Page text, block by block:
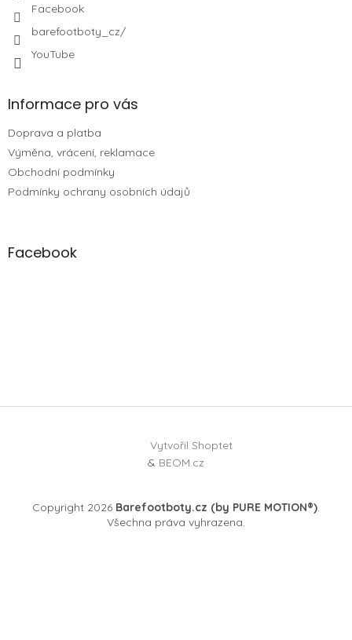
Facebook
barefootboty_cz/
YouTube
Informace pro vás
Doprava a platba
Výměna, vrácení, reklamace
Obchodní podmínky
Podmínky ochrany osobních údajů
Facebook
Vytvořil Shoptet
& BEOM.cz
Copyright 2026 Barefootboty.cz (by PURE MOTION®).
Všechna práva vyhrazena.